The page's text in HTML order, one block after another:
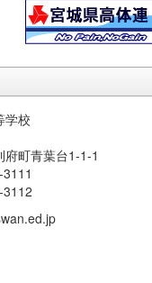
学校
町青葉台1-1-1
3112